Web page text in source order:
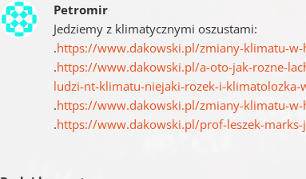
Petromir
Jedziemy z klimatycznymi oszustami:
.https://www.dakowski.pl/zmiany-klimatu-
.https://www.dakowski.pl/a-oto-jak-rozne-
ludzi-nt-klimatu-niejaki-rozek-i-klimatolozka-
.https://www.dakowski.pl/zmiany-klimatu-
.https://www.dakowski.pl/prof-leszek-